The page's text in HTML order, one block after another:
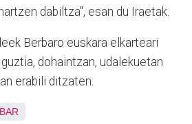
dabiltza", esan du Iraetak.
Berbaro euskara elkarteari
dohaintzan, udalekuetan
erabili ditzaten.